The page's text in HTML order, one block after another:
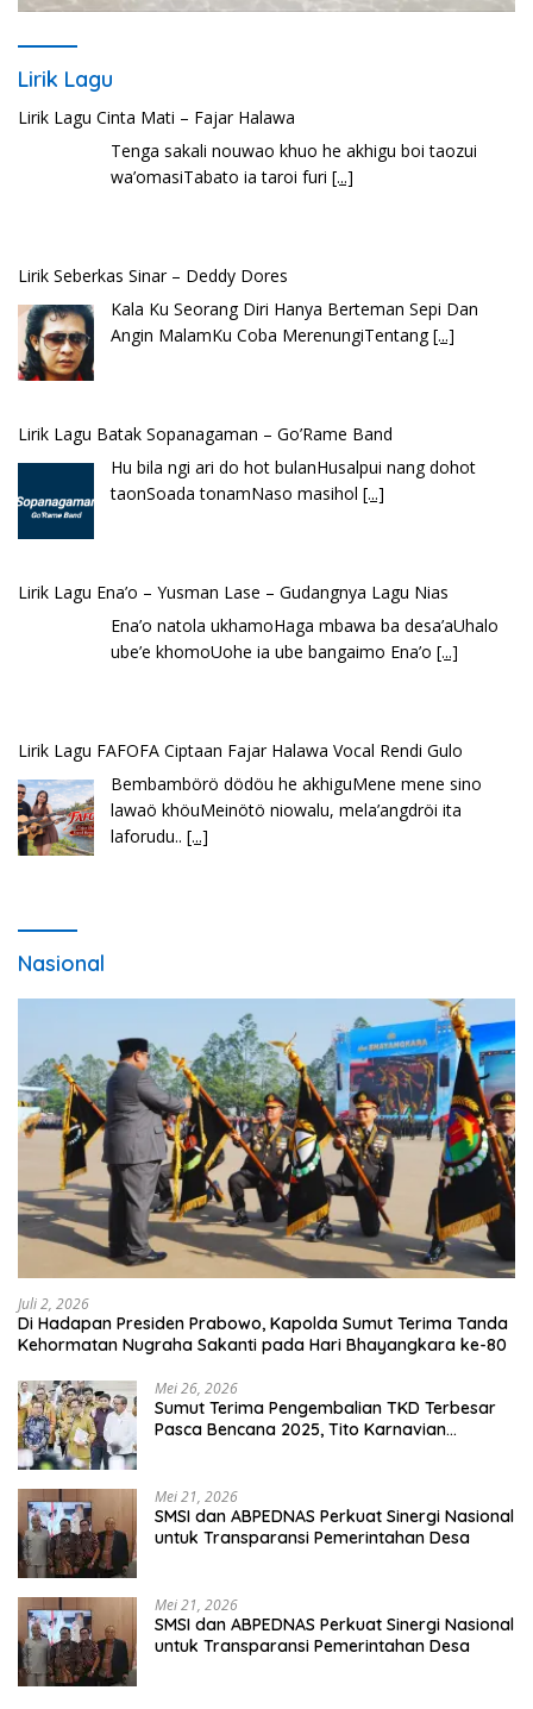
Lirik Lagu
Lirik Lagu Cinta Mati – Fajar Halawa
Tenga sakali nouwao khuo he akhigu boi taozui
wa’omasiTabato ia taroi furi [...]
Lirik Seberkas Sinar – Deddy Dores
Kala Ku Seorang Diri Hanya Berteman Sepi Dan
Angin MalamKu Coba MerenungiTentang[...]
Lirik Lagu Batak Sopanagaman – Go’Rame Band
Hu bila ngi ari do hot bulanHusalpui nang dohot
taonSoada tonamNaso masihol [...]
Lirik Lagu Ena’o – Yusman Lase – Gudangnya Lagu Nias
Ena’o natola ukhamoHaga mbawa ba desa’aUhalo
ube’e khomoUohe ia ube bangaimo Ena’o [...]
Lirik Lagu FAFOFA Ciptaan Fajar Halawa Vocal Rendi Gulo
Bembambörö dödöu he akhiguMene mene sino
lawaö khöuMeinötö niowalu, mela’angdröi ita
laforudu.. [...]
Nasional
Juli 2, 2026
Di Hadapan Presiden Prabowo, Kapolda Sumut Terima Tanda
Kehormatan Nugraha Sakanti pada Hari Bhayangkara ke-80
Mei 26, 2026
Sumut Terima Pengembalian TKD Terbesar
Pasca Bencana 2025, Tito Karnavian
Mei 21, 2026
SMSI dan ABPEDNAS Perkuat Sinergi Nasional
untuk Transparansi Pemerintahan Desa
Mei 21, 2026
SMSI dan ABPEDNAS Perkuat Sinergi Nasional
untuk Transparansi Pemerintahan Desa